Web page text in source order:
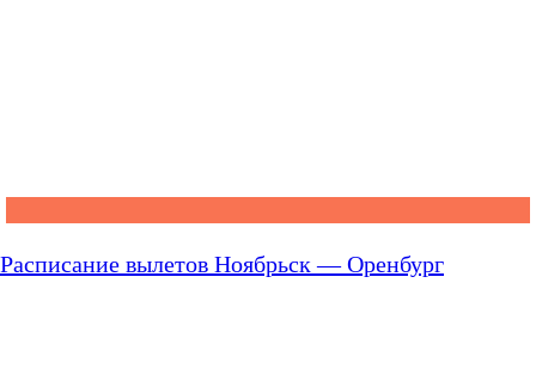
Расписание вылетов Ноябрьск — Оренбург